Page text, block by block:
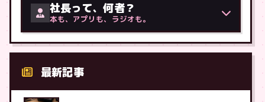
社長って、何者？
本も、アプリも、ラジオも。
最新記事